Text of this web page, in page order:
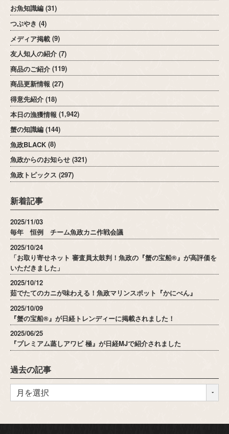
お魚知識編 (31)
つぶやき (4)
メディア掲載 (9)
友人知人の紹介 (7)
商品のご紹介 (119)
商品更新情報 (27)
得意先紹介 (18)
本日の漁獲情報 (1,942)
蟹の知識編 (144)
魚政BLACK (8)
魚政からのお知らせ (321)
魚政トピックス (297)
新着記事
2025/11/03
毎年 恒例 チーム魚政カニ作戦会議
2025/10/24
「お取り寄せネット 審査員太鼓判！魚政の『蟹の宝船®』が高評価を
いただきました」
2025/10/12
茹でたてのカニが味わえる！魚政マリンスポット『かにべん』
2025/10/09
『蟹の宝船®』が日経トレンディーに掲載されました！
2025/06/25
『プレミアム蒸しアワビ 極』が日経MJで紹介されました
過去の記事